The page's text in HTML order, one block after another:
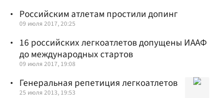
Российским атлетам простили допинг
09 июля 2017, 20:25
16 российских легкоатлетов допущены ИААФ
до международных стартов
09 июля 2017, 19:08
Генеральная репетиция легкоатлетов
25 июля 2013, 19:53